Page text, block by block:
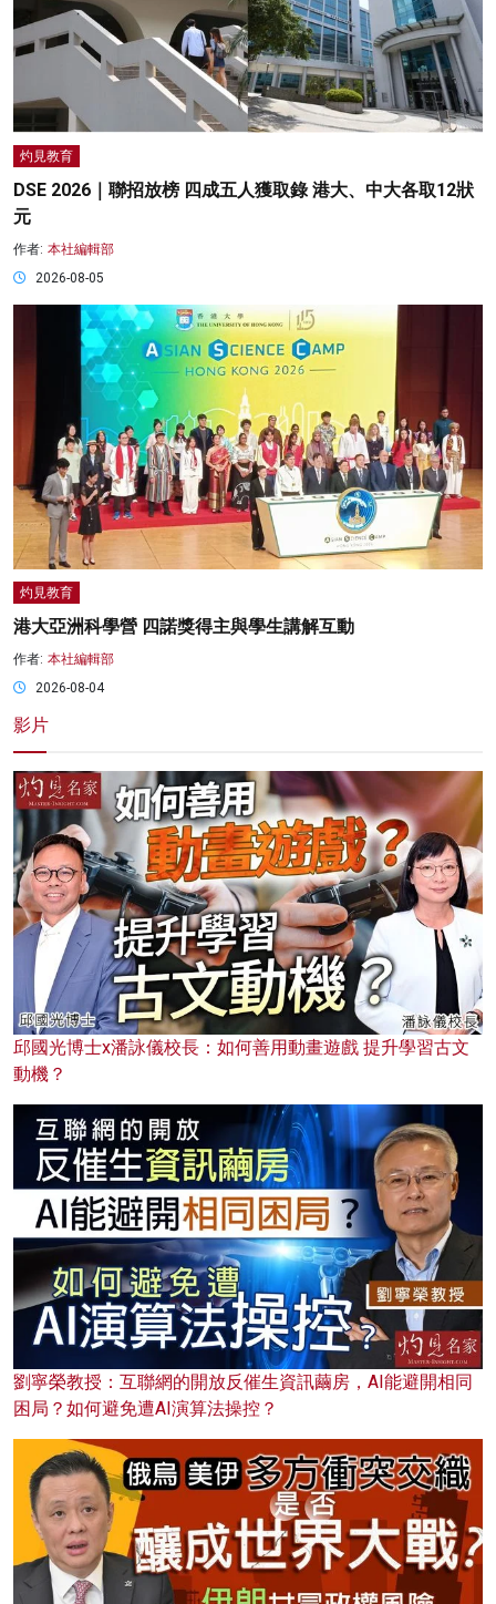
灼見教育
DSE 2026｜聯招放榜 四成五人獲取錄 港大、中大各取12狀
元
作者: 本社編輯部
2026-08-05
灼見教育
港大亞洲科學營 四諾獎得主與學生講解互動
作者: 本社編輯部
2026-08-04
影片
邱國光博士x潘詠儀校長：如何善用動畫遊戲 提升學習古文
動機？
劉寧榮教授：互聯網的開放反催生資訊繭房，AI能避開相同
困局？如何避免遭AI演算法操控？